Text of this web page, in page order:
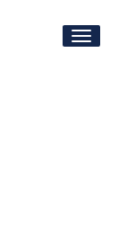
Toggle